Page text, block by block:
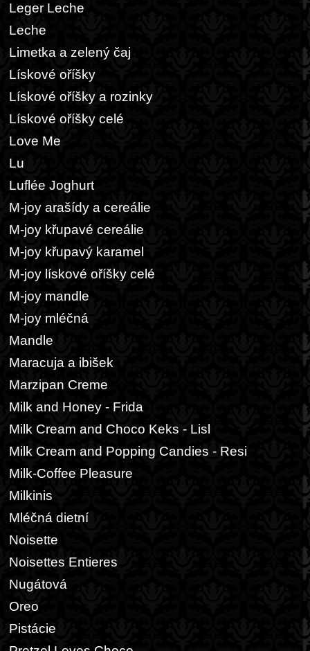
Leger Leche
Leche
Limetka a zelený čaj
Lískové oříšky
Lískové oříšky a rozinky
Lískové oříšky celé
Love Me
Lu
Luflée Joghurt
M-joy arašídy a cereálie
M-joy křupavé cereálie
M-joy křupavý karamel
M-joy lískové oříšky celé
M-joy mandle
M-joy mléčná
Mandle
Maracuja a ibišek
Marzipan Creme
Milk and Honey - Frida
Milk Cream and Choco Keks - Lisl
Milk Cream and Popping Candies - Resi
Milk-Coffee Pleasure
Milkinis
Mléčná dietní
Noisette
Noisettes Entieres
Nugátová
Oreo
Pistácie